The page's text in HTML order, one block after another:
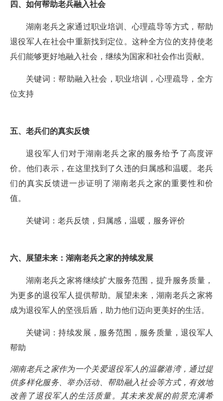
四、如何帮助老兵融入社会
湖南老兵之家通过职业培训、心理疏导等方式，帮助
退役军人在社会中重新找到定位。这种全方位的支持使老
兵们能够更好地融入社会，继续为国家和社会作出贡献。
关键词：帮助融入社会，职业培训，心理疏导，全方
位支持
五、老兵们的真实反馈
退役军人们对于湖南老兵之家的服务给予了高度评
价。他们表示，在这里找到了久违的归属感和温暖。老兵
们的真实反馈进一步证明了湖南老兵之家的重要性和价
值。
关键词：老兵反馈，归属感，温暖，服务评价
六、展望未来：湖南老兵之家的持续发展
湖南老兵之家将继续扩大服务范围，提升服务质量，
为更多的退役军人提供帮助。展望未来，湖南老兵之家将
成为退役军人的坚强后盾，助力他们迈向更美好的生活。
关键词：持续发展，服务范围，服务质量，退役军人
帮助
湖南老兵之家作为一个关爱退役军人的温馨港湾，通过提
供多样化服务、举办活动、帮助融入社会等方式，有效地
改善了退役军人的生活质量。其未来发展的前景充满希